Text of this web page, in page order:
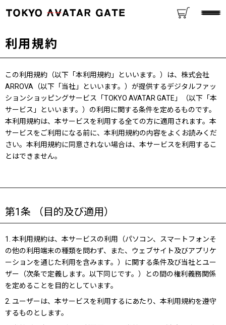
利用規約
この利用規約（以下「本利用規約」といいます。）は、株式会社
ARROVA（以下「当社」といいます。）が提供するデジタルファッ
ションショッピングサービス「TOKYO AVATAR GATE」（以下「本
サービス」といいます。）の利用に関する条件を定めるものです。
本利用規約は、本サービスを利用する全ての方に適用されます。本
サービスをご利用になる前に、本利用規約の内容をよくお読みくだ
さい。本利用規約に同意されない場合は、本サービスを利用するこ
とはできません。
第1条 （目的及び適用）
1. 本利用規約は、本サービスの利用（パソコン、スマートフォンそ
の他の利用端末の種類を問わず、また、ウェブサイト及びアプリケ
ーションを通じた利用を含みます。）に関する条件及び当社とユー
ザー（次条で定義します。以下同じです。）との間の権利義務関係
を定めることを目的としています。
2. ユーザーは、本サービスを利用するにあたり、本利用規約を遵守
するものとします。